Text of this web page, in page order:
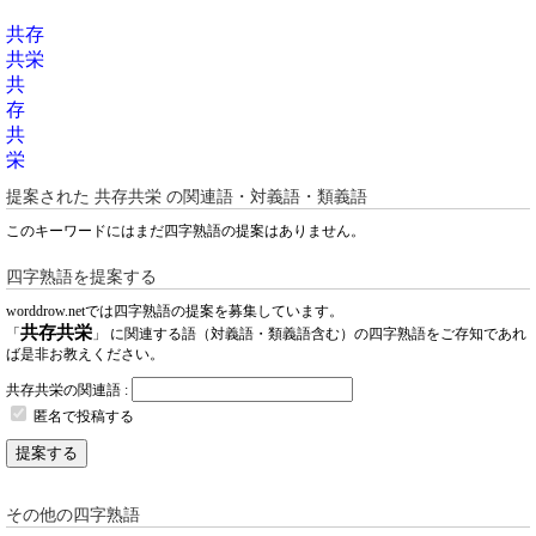
共存
共栄
共
存
共
栄
提案された 共存共栄 の関連語・対義語・類義語
このキーワードにはまだ四字熟語の提案はありません。
四字熟語を提案する
worddrow.netでは四字熟語の提案を募集しています。
「 共存共栄 」 に関連する語（対義語・類義語含む）の四字熟語をご存知であれ
ば是非お教えください。
共存共栄の関連語 :
匿名で投稿する
提案する
その他の四字熟語